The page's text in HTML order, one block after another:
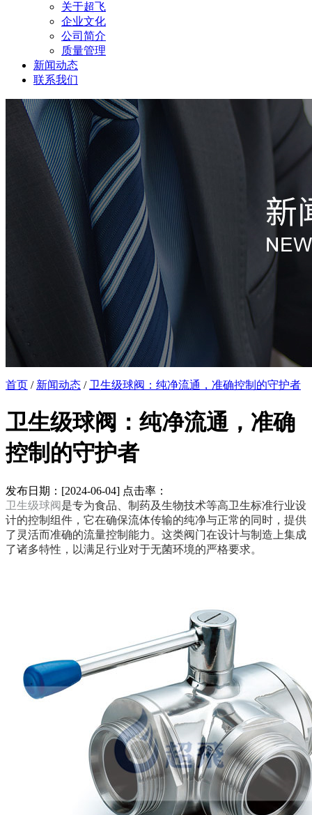
关于超飞
企业文化
公司简介
质量管理
新闻动态
联系我们
首页 / 新闻动态 / 卫生级球阀：纯净流通，准确控制的守护者
卫生级球阀：纯净流通，准确
控制的守护者
发布日期：[2024-06-04] 点击率：
卫生级球阀 是专为食品、制药及生物技术等高卫生标准行业设
计的控制组件，它在确保流体传输的纯净与正常的同时，提供
了灵活而准确的流量控制能力。这类阀门在设计与制造上集成
了诸多特性，以满足行业对于无菌环境的严格要求。